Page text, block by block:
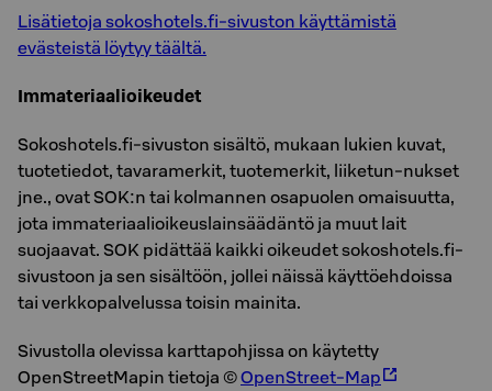
Lisätietoja sokoshotels.fi-sivuston käyttämistä
evästeistä löytyy täältä.
Immateriaalioikeudet
Sokoshotels.fi-sivuston sisältö, mukaan lukien kuvat,
tuotetiedot, tavaramerkit, tuotemerkit, liiketun-nukset
jne., ovat SOK:n tai kolmannen osapuolen omaisuutta,
jota immateriaalioikeuslainsäädäntö ja muut lait
suojaavat. SOK pidättää kaikki oikeudet sokoshotels.fi-
sivustoon ja sen sisältöön, jollei näissä käyttöehdoissa
tai verkkopalvelussa toisin mainita.
Sivustolla olevissa karttapohjissa on käytetty
OpenStreetMapin tietoja ©OpenStreet-Map